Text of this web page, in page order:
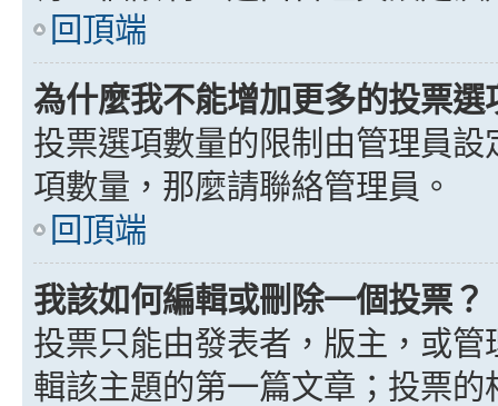
回頂端
為什麼我不能增加更多的投票選
投票選項數量的限制由管理員
項數量，那麼請聯絡管理員。
回頂端
我該如何編輯或刪除一個投票？
投票只能由發表者，版主，或
輯該主題的第一篇文章；投票